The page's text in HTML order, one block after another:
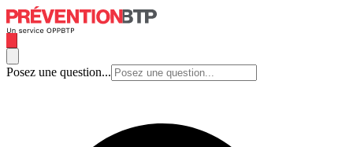
Posez une question...